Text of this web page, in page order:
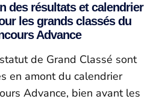
des résultats et calendrier
les grands classés du
Advance
de Grand Classé sont
en amont du calendrier
Advance, bien avant les